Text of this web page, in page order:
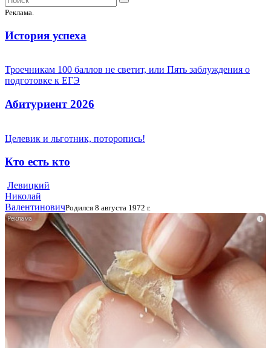
Реклама.
История успеха
Троечникам 100 баллов не светит, или Пять заблуждения о
подготовке к ЕГЭ
Абитуриент 2026
Целевик и льготник, поторопись!
Кто есть кто
Левицкий
Николай
ВалентиновичРодился 8 августа 1972 г.
i